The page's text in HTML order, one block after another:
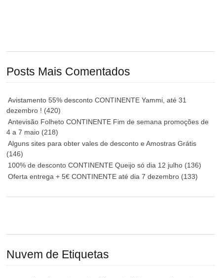
Posts Mais Comentados
Avistamento 55% desconto CONTINENTE Yammi, até 31
dezembro ! (420)
Antevisão Folheto CONTINENTE Fim de semana promoções de
4 a 7 maio (218)
Alguns sites para obter vales de desconto e Amostras Grátis
(146)
100% de desconto CONTINENTE Queijo só dia 12 julho (136)
Oferta entrega + 5€ CONTINENTE até dia 7 dezembro (133)
Nuvem de Etiquetas